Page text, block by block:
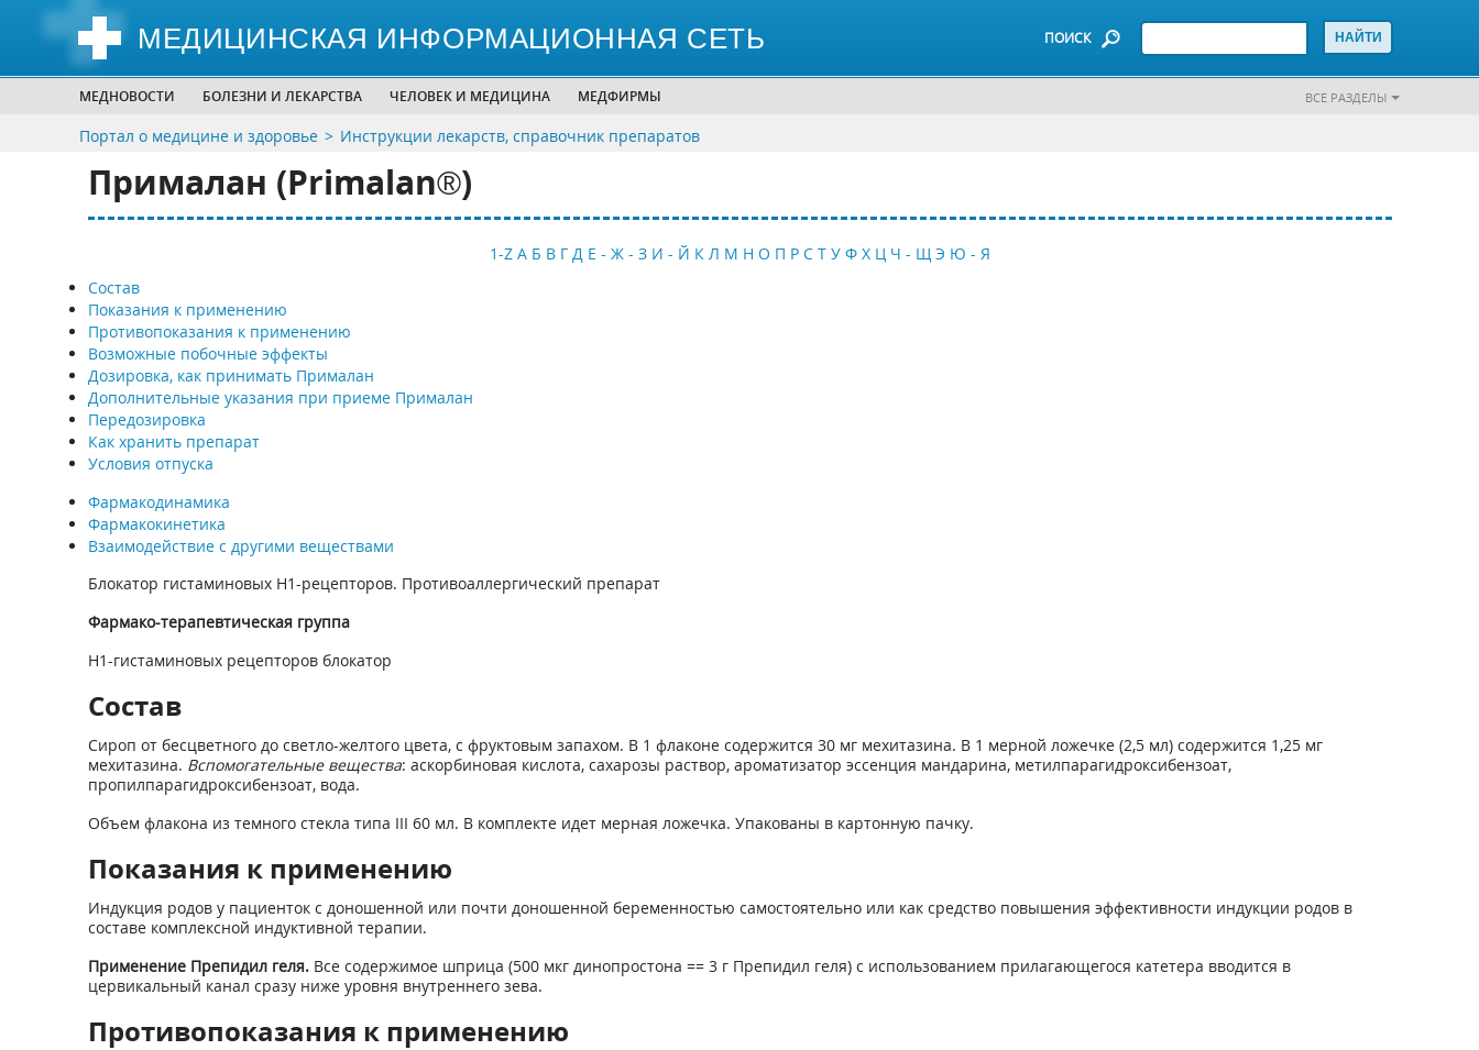
МЕДИЦИНСКАЯ ИНФОРМАЦИОННАЯ СЕТЬ ПОИСК
МЕДНОВОСТИ БОЛЕЗНИ И ЛЕКАРСТВА ЧЕЛОВЕК И МЕДИЦИНА МЕДФИРМЫ ВСЕ РАЗДЕЛЫ
Портал о медицине и здоровье Инструкции лекарств, справочник препаратов
Прималан (Рrimalan®)
1-Z А Б В Г Д Е - Ж - З И - Й К Л М Н О П Р С Т У Ф Х Ц Ч - Щ Э Ю - Я
Состав
Показания к применению
Противопоказания к применению
Возможные побочные эффекты
Дозировка, как принимать Прималан
Дополнительные указания при приеме Прималан
Передозировка
Как хранить препарат
Условия отпуска
Фармакодинамика
Фармакокинетика
Взаимодействие с другими веществами
Блокатор гистаминовых Н1-рецепторов. Противоаллергический препарат
Фармако-терапевтическая группа
H1-гистаминовых рецепторов блокатор
Состав
Сироп от бесцветного до светло-желтого цвета, с фруктовым запахом. В 1 флаконе содержится 30 мг мехитазина. В 1 мерной ложечке (2,5 мл) содержится 1,25 мг
мехитазина. Вспомогательные вещества: аскорбиновая кислота, сахарозы раствор, ароматизатор эссенция мандарина, метилпарагидроксибензоат,
пропилпарагидроксибензоат, вода.
Объем флакона из темного стекла типа III 60 мл. В комплекте идет мерная ложечка. Упакованы в картонную пачку.
Показания к применению
Индукция родов у пациенток с доношенной или почти доношенной беременностью самостоятельно или как средство повышения эффективности индукции родов в
составе комплексной индуктивной терапии.
Применение Препидил геля.Все содержимое шприца (500 мкг динопростона == 3 г Препидил геля) с использованием прилагающегося катетера вводится в
цервикальный канал сразу ниже уровня внутреннего зева.
Противопоказания к применению